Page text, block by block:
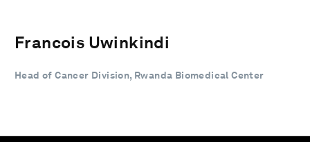
Francois Uwinkindi
Head of Cancer Division, Rwanda Biomedical Center